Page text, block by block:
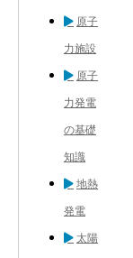
原子
力施設
原子
力発電
の基礎
知識
地熱
発電
太陽